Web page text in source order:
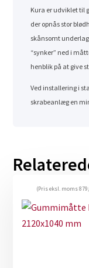
Kura er udviklet til
der opnås stor
skånsomt
“synker” ned i
henblik på at give
Ved installering i
skrabeanlæg en
(Pris eksl. moms